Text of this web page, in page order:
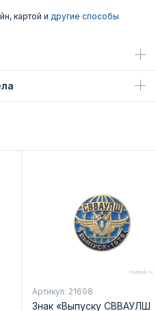
картой и другие способы
Артикул: 21698
Знак «Выпуску СВВАУЛШ